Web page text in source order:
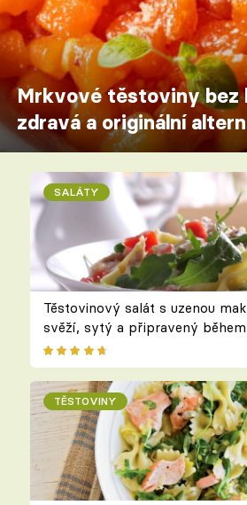
Mrkvové těstoviny bez
zdravá a originální
SALÁTY
Těstovinový salát s uzenou
svěží, sytý a připravený
TĚSTOVINY